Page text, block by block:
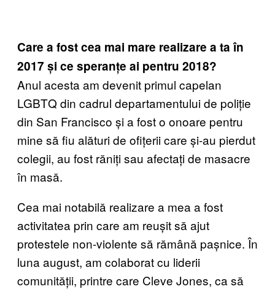
Care a fost cea mai mare realizare a ta în
2017 și ce speranțe ai pentru 2018?
Anul acesta am devenit primul capelan
LGBTQ din cadrul departamentului de poliție
din San Francisco și a fost o onoare pentru
mine să fiu alături de ofițerii care și-au pierdut
colegii, au fost răniți sau afectați de masacre
în masă.
Cea mai notabilă realizare a mea a fost
activitatea prin care am reușit să ajut
protestele non-violente să rămână pașnice. În
luna august, am colaborat cu liderii
comunității, printre care Cleve Jones, ca să